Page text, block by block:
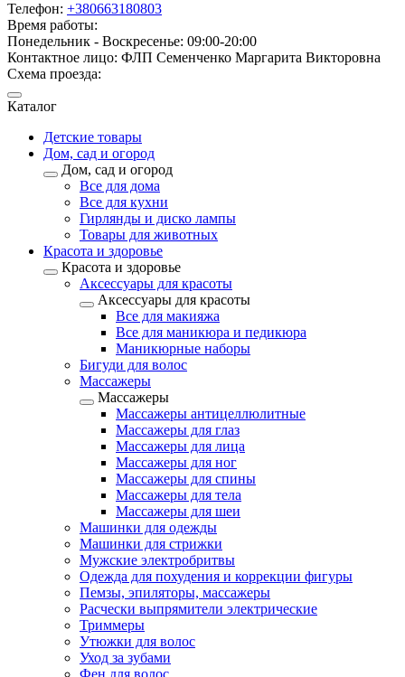
Телефон: +380663180803
Время работы:
Понедельник - Воскресенье: 09:00-20:00
Контактное лицо: ФЛП Семенченко Маргарита Викторовна
Схема проезда:
Каталог
Детские товары
Дом, сад и огород
Дом, сад и огород
Все для дома
Все для кухни
Гирлянды и диско лампы
Товары для животных
Красота и здоровье
Красота и здоровье
Аксессуары для красоты
Аксессуары для красоты
Все для макияжа
Все для маникюра и педикюра
Маникюрные наборы
Бигуди для волос
Массажеры
Массажеры
Массажеры антицеллюлитные
Массажеры для глаз
Массажеры для лица
Массажеры для ног
Массажеры для спины
Массажеры для тела
Массажеры для шеи
Машинки для одежды
Машинки для стрижки
Мужские электробритвы
Одежда для похудения и коррекции фигуры
Пемзы, эпиляторы, массажеры
Расчески выпрямители электрические
Триммеры
Утюжки для волос
Уход за зубами
Фен для волос